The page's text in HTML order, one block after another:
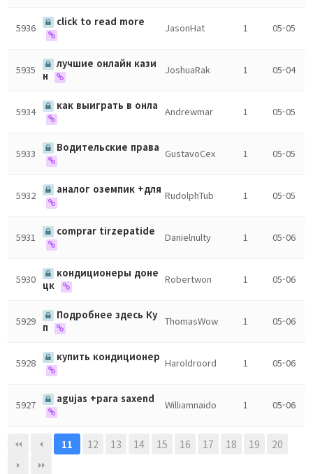
5936 click to read more JasonHat 1 05-05
5935
лучшие онлайн кази
н
JoshuaRak 1 05-04
5934 как выиграть в онла Andrewmar 1 05-05
5933 Водительские права GustavoCex 1 05-05
5932 аналог оземпик +для RudolphTub 1 05-05
5931 comprar tirzepatide Danielnulty 1 05-06
5930
кондиционеры доне
цк
Robertwon 1 05-06
5929
Подробнее здесь Ку
п
ThomasWow 1 05-06
5928 купить кондиционер Haroldroord 1 05-06
5927 agujas +para saxend Williamnaido 1 05-06
11 12 13 14 15 16 17 18 19 20